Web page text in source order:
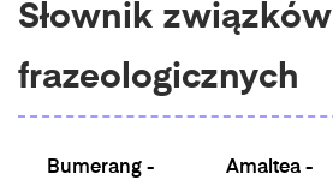
Słownik związków
frazeologicznych
Bumerang -
Amaltea -